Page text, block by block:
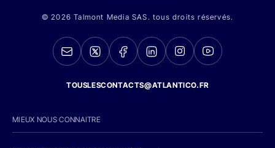
© 2026 Talmont Media SAS. tous droits réservés.
TOUSLESCONTACTS@ATLANTICO.FR
MIEUX NOUS CONNAITRE